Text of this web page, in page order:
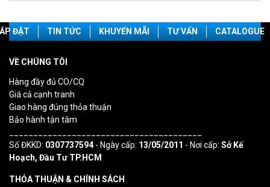
ĐẶT TIN TỨC KHUYẾN MÃI TƯ VẤN CATALOGUE
VỀ CHÚNG TÔI
Hàng đầy đủ CO/CQ
Giá cả cạnh tranh
Giao hàng đúng thỏa thuận
Bảo hành tận tâm
Số ĐKKD: 0307737594- Ngày cấp: 13/05/2011 - Nơi cấp: Sở Kế
Hoạch, Đầu Tư TP.HCM
THỎA THUẬN & CHÍNH SÁCH